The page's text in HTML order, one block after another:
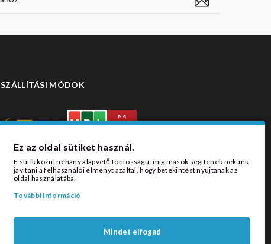
SZÁLLÍTÁSI MÓDOK
Ez az oldal sütiket használ.
E sütik közül néhány alapvető fontosságú, míg mások segítenek nekünk
javítani a felhasználói élményt azáltal, hogy betekintést nyújtanak az
oldal használatába.
További információ
Mindet elfogad